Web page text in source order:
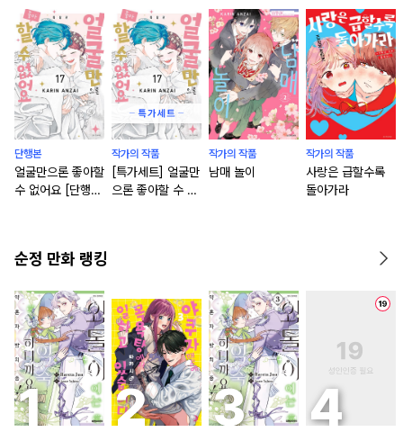
단행본
얼굴만으론 좋아할
수 없어요 [단행
작가의 작품
[특가세트] 얼굴만
으론 좋아할 수 없
작가의 작품
남매 놀이
작가의 작품
사랑은 급할수록
돌아가라
순정 만화 랭킹